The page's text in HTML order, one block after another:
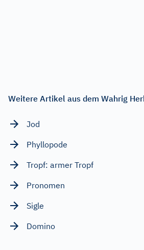
Weitere Artikel aus dem Wahrig
Jod
Phyllopode
Tropf: armer Tropf
Pronomen
Sigle
Domino